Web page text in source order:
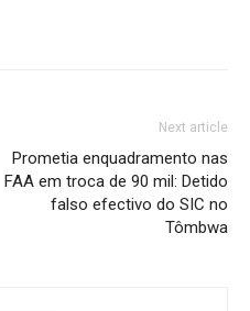
Next article
Prometia enquadramento nas
FAA em troca de 90 mil: Detido
falso efectivo do SIC no
Tômbwa